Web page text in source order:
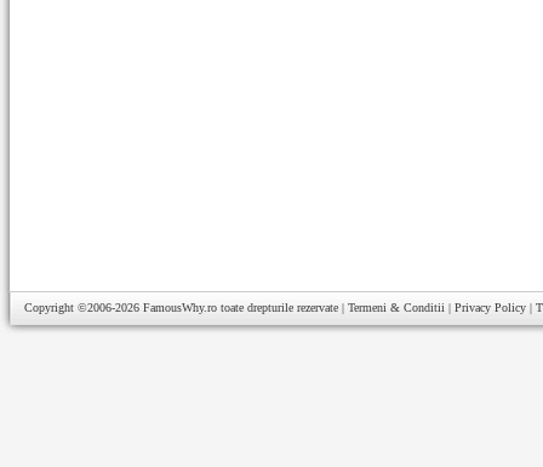
Copyright ©2006-2026 FamousWhy.ro toate drepturile rezervate | Termeni & Conditii | Privacy Policy |